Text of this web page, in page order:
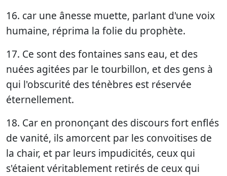
16. car une ânesse muette, parlant d'une voix
humaine, réprima la folie du prophète.
17. Ce sont des fontaines sans eau, et des
nuées agitées par le tourbillon, et des gens à
qui l'obscurité des ténèbres est réservée
éternellement.
18. Car en prononçant des discours fort enflés
de vanité, ils amorcent par les convoitises de
la chair, et par leurs impudicités, ceux qui
s'étaient véritablement retirés de ceux qui